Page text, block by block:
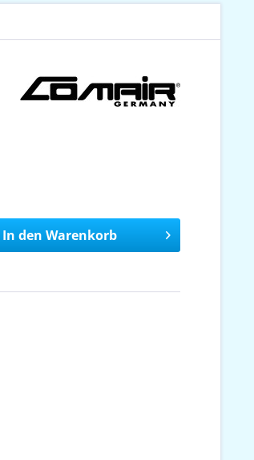
In den Warenkorb